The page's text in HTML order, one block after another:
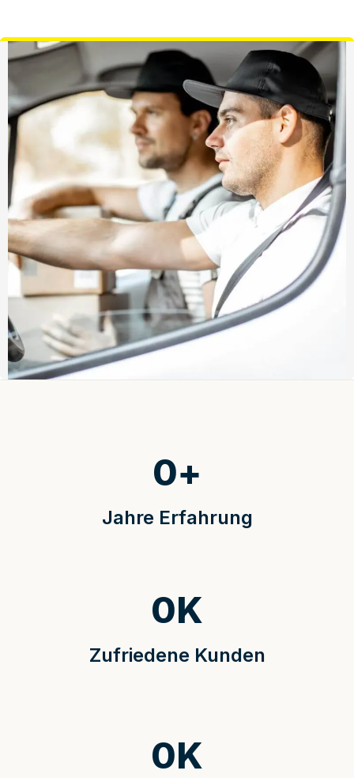
Jahre Erfahrung
0+
Zufriedene Kunden
0K
0K